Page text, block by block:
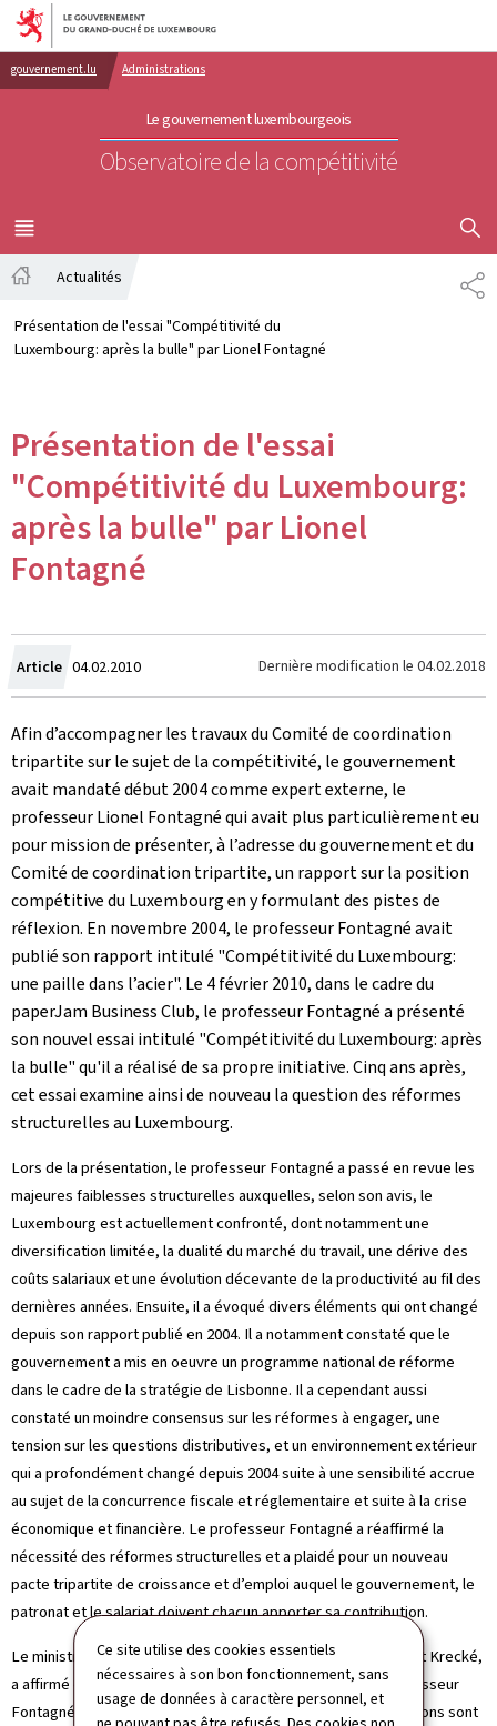
Ce site utilise des cookies essentiels
nécessaires à son bon fonctionnement, sans
usage de données à caractère personnel, et
Aller au menu principal
Aller au contenu
gouvernement.lu Administrations
Le gouvernement luxembourgeois
Observatoire de la compétitivité
MENU
PRINCIPAL
Actualités
Présentation de l'essai "Compétitivité du
Luxembourg: après la bulle" par Lionel Fontagné
Présentation de l'essai
"Compétitivité du Luxembourg:
après la bulle" par Lionel
Fontagné
Article Crée
le
04.02.2010 Dernière modification le 04.02.2018
Afin d’accompagner les travaux du Comité de coordination
tripartite sur le sujet de la compétitivité, le gouvernement
avait mandaté début 2004 comme expert externe, le
professeur Lionel Fontagné qui avait plus particulièrement eu
pour mission de présenter, à l’adresse du gouvernement et du
Comité de coordination tripartite, un rapport sur la position
compétitive du Luxembourg en y formulant des pistes de
réflexion. En novembre 2004, le professeur Fontagné avait
publié son rapport intitulé "Compétitivité du Luxembourg:
une paille dans l’acier". Le 4 février 2010, dans le cadre du
paperJam Business Club, le professeur Fontagné a présenté
son nouvel essai intitulé "Compétitivité du Luxembourg: après
la bulle" qu'il a réalisé de sa propre initiative. Cinq ans après,
cet essai examine ainsi de nouveau la question des réformes
structurelles au Luxembourg.
Lors de la présentation, le professeur Fontagné a passé en revue les
majeures faiblesses structurelles auxquelles, selon son avis, le
Luxembourg est actuellement confronté, dont notamment une
diversification limitée, la dualité du marché du travail, une dérive des
coûts salariaux et une évolution décevante de la productivité au fil des
dernières années. Ensuite, il a évoqué divers éléments qui ont changé
depuis son rapport publié en 2004. Il a notamment constaté que le
gouvernement a mis en oeuvre un programme national de réforme
dans le cadre de la stratégie de Lisbonne. Il a cependant aussi
constaté un moindre consensus sur les réformes à engager, une
tension sur les questions distributives, et un environnement extérieur
qui a profondément changé depuis 2004 suite à une sensibilité accrue
au sujet de la concurrence fiscale et réglementaire et suite à la crise
économique et financière. Le professeur Fontagné a réaffirmé la
nécessité des réformes structurelles et a plaidé pour un nouveau
pacte tripartite de croissance et d’emploi auquel le gouvernement, le
patronat et le salariat doivent chacun apporter sa contribution.
Le ministre de l’Economie et du Commerce extérieur, Jeannot Krecké,
a affirmé que “même si je ne partage pas tout ce que le professeur
Fontagné a dit, je suis venu écouter ce qu’il a à dire. Ses opinions sont